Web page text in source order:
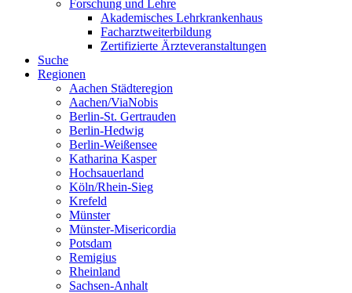
Forschung und Lehre
Akademisches Lehrkrankenhaus
Facharztweiterbildung
Zertifizierte Ärzteveranstaltungen
Suche
Regionen
Aachen Städteregion
Aachen/ViaNobis
Berlin-St. Gertrauden
Berlin-Hedwig
Berlin-Weißensee
Katharina Kasper
Hochsauerland
Köln/Rhein-Sieg
Krefeld
Münster
Münster-Misericordia
Potsdam
Remigius
Rheinland
Sachsen-Anhalt